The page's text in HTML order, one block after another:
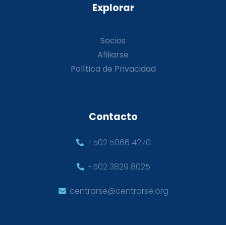
Explorar
Socios
Afiliarse
Política de Privacidad
Contacto
+502 5066 4270
+502 3829 8025
centrarse@centrarse.org